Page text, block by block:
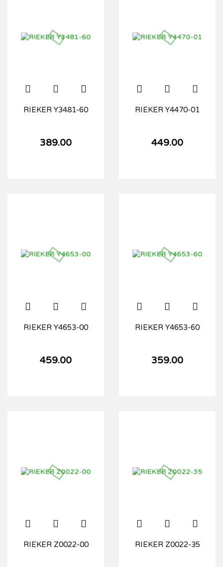
RIEKER Y3481-60
389.00
RIEKER Y4470-01
449.00
RIEKER Y4653-00
459.00
RIEKER Y4653-60
359.00
RIEKER Z0022-00 RIEKER Z0022-35